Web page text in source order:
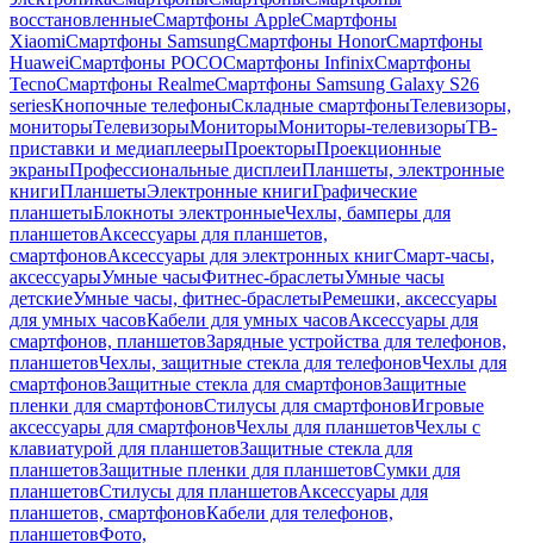
восстановленныеСмартфоны AppleСмартфоны
XiaomiСмартфоны SamsungСмартфоны HonorСмартфоны
HuaweiСмартфоны POCOСмартфоны InfinixСмартфоны
TecnoСмартфоны RealmeСмартфоны Samsung Galaxy S26
seriesКнопочные телефоныСкладные смартфоныТелевизоры,
мониторыТелевизорыМониторыМониторы-телевизорыТВ-
приставки и медиаплеерыПроекторыПроекционные
экраныПрофессиональные дисплеиПланшеты, электронные
книгиПланшетыЭлектронные книгиГрафические
планшетыБлокноты электронныеЧехлы, бамперы для
планшетовАксессуары для планшетов,
смартфоновАксессуары для электронных книгСмарт-часы,
аксессуарыУмные часыФитнес-браслетыУмные часы
детскиеУмные часы, фитнес-браслетыРемешки, аксессуары
для умных часовКабели для умных часовАксессуары для
смартфонов, планшетовЗарядные устройства для телефонов,
планшетовЧехлы, защитные стекла для телефоновЧехлы для
смартфоновЗащитные стекла для смартфоновЗащитные
пленки для смартфоновСтилусы для смартфоновИгровые
аксессуары для смартфоновЧехлы для планшетовЧехлы с
клавиатурой для планшетовЗащитные стекла для
планшетовЗащитные пленки для планшетовСумки для
планшетовСтилусы для планшетовАксессуары для
планшетов, смартфоновКабели для телефонов,
планшетовФото,